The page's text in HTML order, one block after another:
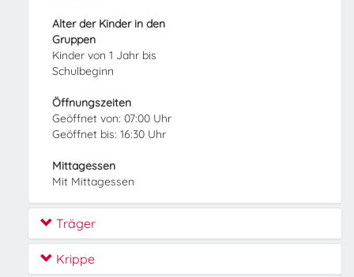
Alter der Kinder in den
Gruppen
Kinder von 1 Jahr bis
Schulbeginn
Öffnungszeiten
Geöffnet von: 07:00 Uhr
Geöffnet bis: 16:30 Uhr
Mittagessen
Mit Mittagessen
Träger
Krippe